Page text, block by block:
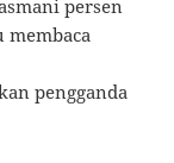
persen
membaca
pengganda